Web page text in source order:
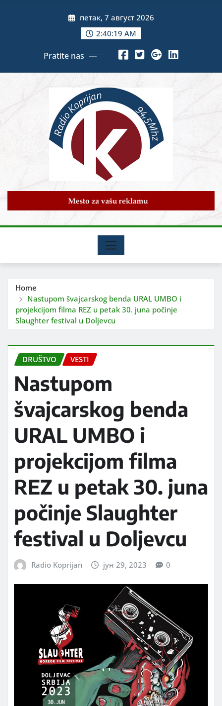
петак, 7 август 2026
2:40:21 AM
Pratite nas
Home
Nastupom švajcarskog benda URAL UMBO i
projekcijom filma REZ u petak 30. juna počinje
Slaughter festival u Doljevcu
DRUŠTVO VESTI
Nastupom
švajcarskog benda
URAL UMBO i
projekcijom filma
REZ u petak 30. juna
počinje Slaughter
festival u Doljevcu
Radio Koprijan јун 29, 2023 0